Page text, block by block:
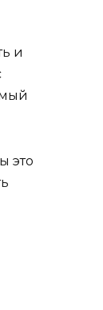
и
это